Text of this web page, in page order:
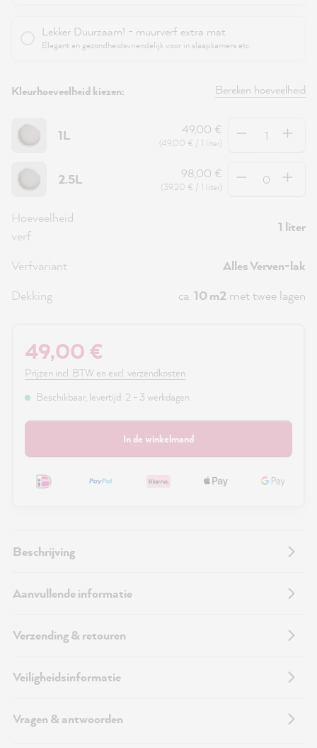
Lekker Duurzaam! - muurverf extra mat
Elegant en gezondheidsvriendelijk voor in slaapkamers etc.
Kleurhoeveelheid kiezen: Bereken hoeveelheid
1L 49,00 €
(49,00 € / 1 liter)
Hoeveelheid
2.5L 98,00 €
(39,20 € / 1 liter)
Hoeveelheid
Hoeveelheid
verf
1 liter
Verfvariant
Alles Verven-lak
Dekking
ca. 10 m2 met twee lagen
49,00 €
Prijzen incl. BTW en excl. verzendkosten
Beschikbaar, levertijd: 2 - 3 werkdagen
In de winkelmand
Beschrijving
Aanvullende informatie
Verzending & retouren
Veiligheidsinformatie
Vragen & antwoorden